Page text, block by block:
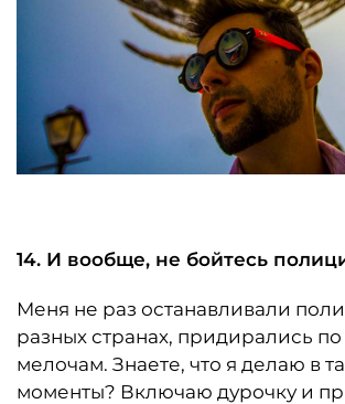
14. И вообще, не бойтесь
Меня не раз останавливали
разных странах, придирались
мелочам. Знаете, что я делаю в
моменты? Включаю дурочку и